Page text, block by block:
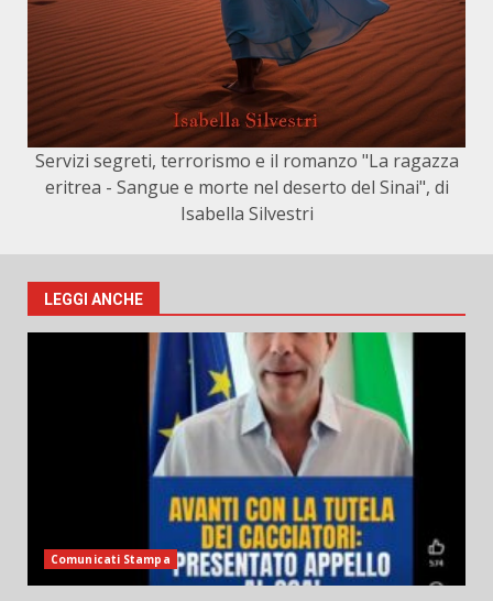
Servizi segreti, terrorismo e il romanzo "La ragazza
eritrea - Sangue e morte nel deserto del Sinai", di
Isabella Silvestri
LEGGI ANCHE
Comunicati Stampa